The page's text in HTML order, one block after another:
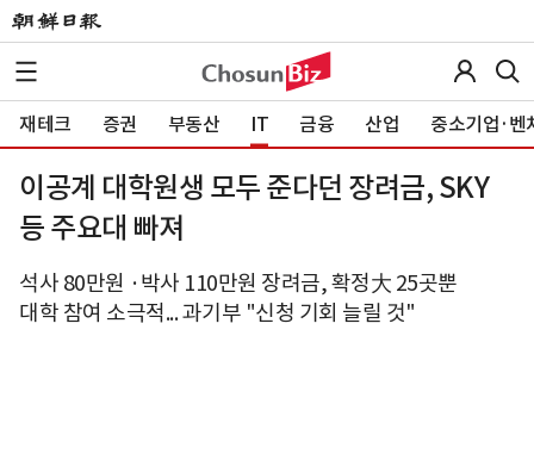
재테크 증권 부동산 IT 금융 산업 중소기업·벤
이공계 대학원생 모두 준다던 장려금, SKY
등 주요대 빠져
석사 80만원 ·박사 110만원 장려금, 확정大 25곳뿐
대학 참여 소극적... 과기부 "신청 기회 늘릴 것"